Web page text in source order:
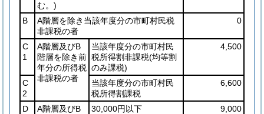
む。)
B
A階層を除き当該年度分の市町村民税
非課税の者
0
C
1
A階層及びB
階層を除き前
年分の所得税
非課税の者
当該年度分の市町村民
税所得割非課税(均等割
のみ課税)
4,500
C
2
当該年度分の市町村民
税所得割課税
6,600
D
A階層及びB
30,000円以下 9,000